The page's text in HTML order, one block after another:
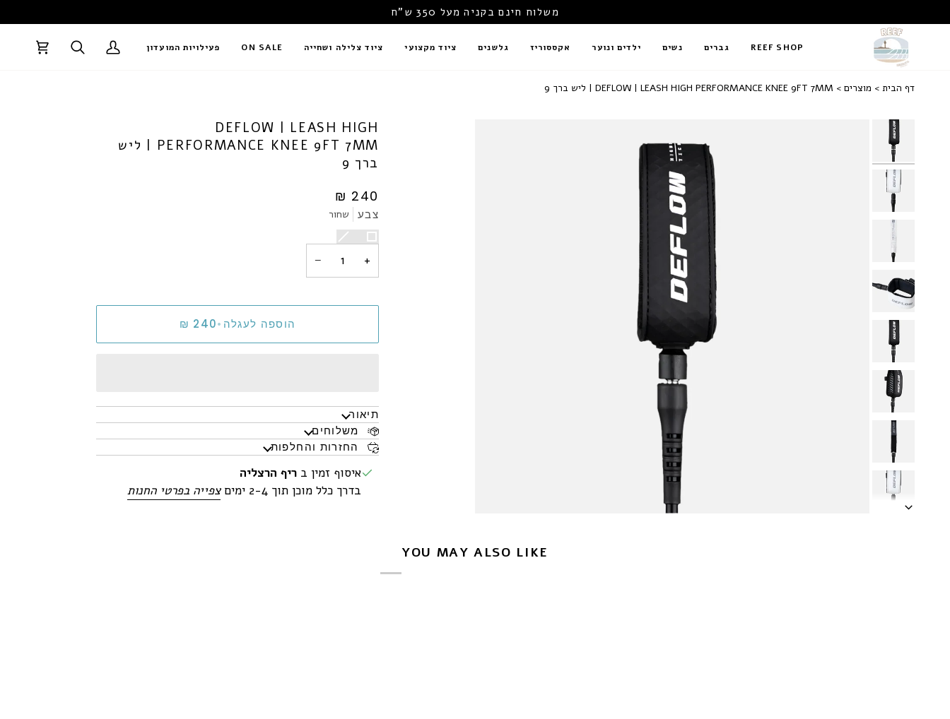
משלוח חינם בקניה מעל 350 ש"ח
REEF SHOP גברים נשים ילדים ונוער אקססוריז גלשנים ציוד מקצועי ציוד צלילה ושחייה ON SALE פעילויות המועדון עגלה
דף הבית מוצרים DEFLOW | LEASH HIGH PERFORMANCE KNEE 9FT 7MM | ליש ברך 9
DEFLOW | LEASH HIGH
PERFORMANCE KNEE 9FT 7MM | ליש
ברך 9
240 ₪
צבע שחור
שחורשחור/לבן
סגול
−
+
הוספה לעגלה •
תיאור
משלוחים
החזרות והחלפות
איסוף זמין בריף הרצליה
בדרך כלל מוכן תוך 2-4 ימים
צפייה בפרטי החנות
YOU MAY ALSO LIKE